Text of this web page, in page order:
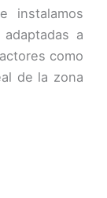
instalamos
a
como
de la zona